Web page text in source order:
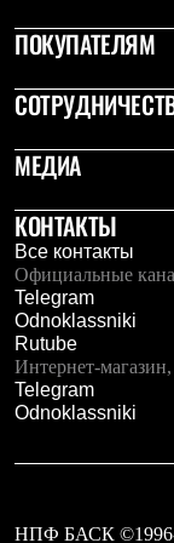
Футболки
Толстовки
Брюки
Термобелье
Среднее
Легкое термобелье
Куртки
Брюки
Детская одежда
Утепленная пухом
Комбинезоны
Куртки
Брюки
Утепленная
Комбинезоны
Толстовки
ПОКУПАТЕЛЯМ
МЕДИА
КОНТАКТЫ
Все контакты
Официальные
Telegram
Odnoklassniki
Rutube
Интернет-
Telegram
Odnoklassniki
НПФ БАСК